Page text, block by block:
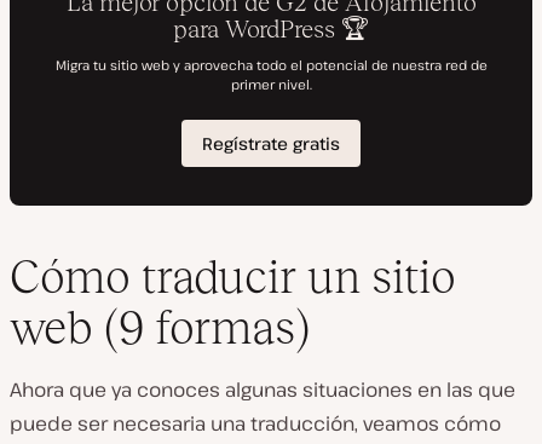
Cómo traducir un sitio
web (9 formas)
Ahora que ya conoces algunas situaciones en las que
puede ser necesaria una traducción, veamos cómo